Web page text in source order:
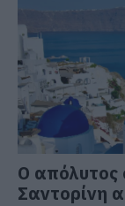
Ο απόλυτος
Σαντορίνη